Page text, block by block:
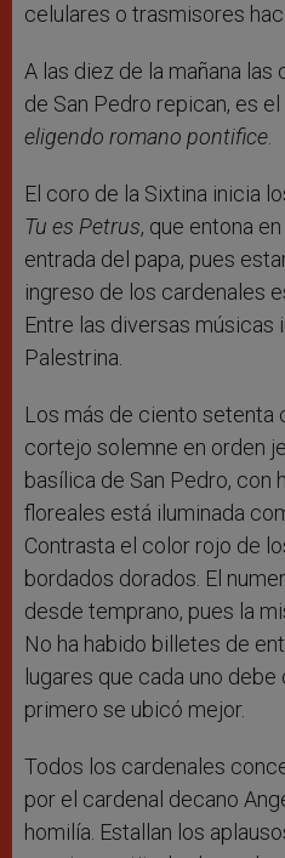
celulares o trasmisores
A las diez de la mañana las
de San Pedro repican, es
eligendo romano pontifice.
El coro de la Sixtina inicia
Tu es Petrus, que entona
entrada del papa, pues
ingreso de los cardenales
Entre las diversas músicas
Palestrina.
Los más de ciento setenta
cortejo solemne en orden
basílica de San Pedro, con
floreales está iluminada
Contrasta el color rojo de
bordados dorados. El
desde temprano, pues la
No ha habido billetes de
lugares que cada uno debe
primero se ubicó mejor.
Todos los cardenales
por el cardenal decano
homilía. Estallan los